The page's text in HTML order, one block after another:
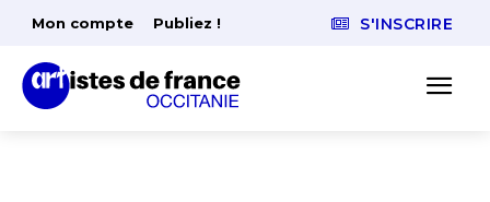
Mon compte Publiez ! S'INSCRIRE